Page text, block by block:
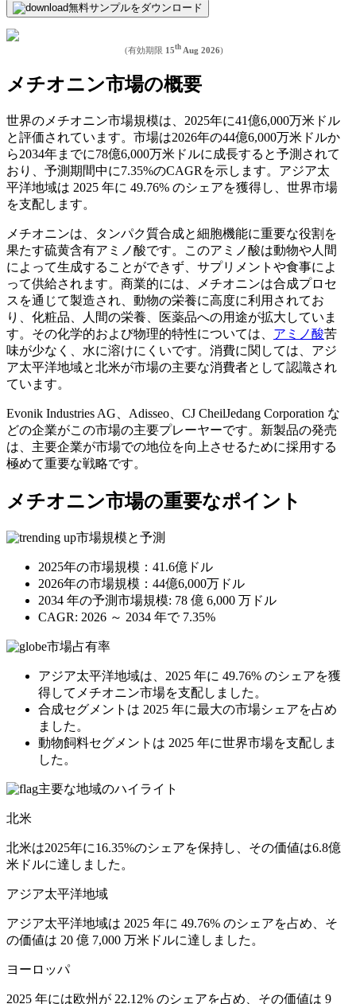
無料サンプルをダウンロード
(有効期限 15th Aug 2026)
メチオニン市場の概要
世界のメチオニン市場規模は、2025年に41億6,000万米ドル
と評価されています。市場は2026年の44億6,000万米ドルか
ら2034年までに78億6,000万米ドルに成長すると予測されて
おり、予測期間中に7.35%のCAGRを示します。アジア太
平洋地域は 2025 年に 49.76% のシェアを獲得し、世界市場
を支配します。
メチオニンは、タンパク質合成と細胞機能に重要な役割を
果たす硫黄含有アミノ酸です。このアミノ酸は動物や人間
によって生成することができず、サプリメントや食事によ
って供給されます。商業的には、メチオニンは合成プロセ
スを通じて製造され、動物の栄養に高度に利用されてお
り、化粧品、人間の栄養、医薬品への用途が拡大していま
す。その化学的および物理的特性については、 アミノ酸苦
味が少なく、水に溶けにくいです。消費に関しては、アジ
ア太平洋地域と北米が市場の主要な消費者として認識され
ています。
Evonik Industries AG、Adisseo、CJ CheilJedang Corporation な
どの企業がこの市場の主要プレーヤーです。新製品の発売
は、主要企業が市場での地位を向上させるために採用する
極めて重要な戦略です。
メチオニン市場の重要なポイント
市場規模と予測
2025年の市場規模：41.6億ドル
2026年の市場規模：44億6,000万ドル
2034 年の予測市場規模: 78 億 6,000 万ドル
CAGR: 2026 ～ 2034 年で 7.35%
市場占有率
アジア太平洋地域は、2025 年に 49.76% のシェアを獲
得してメチオニン市場を支配しました。
合成セグメントは 2025 年に最大の市場シェアを占め
ました。
動物飼料セグメントは 2025 年に世界市場を支配しま
した。
主要な地域のハイライト
北米
北米は2025年に16.35%のシェアを保持し、その価値は6.8億
米ドルに達しました。
アジア太平洋地域
アジア太平洋地域は 2025 年に 49.76% のシェアを占め、そ
の価値は 20 億 7,000 万米ドルに達しました。
ヨーロッパ
2025 年には欧州が 22.12% のシェアを占め、その価値は 9